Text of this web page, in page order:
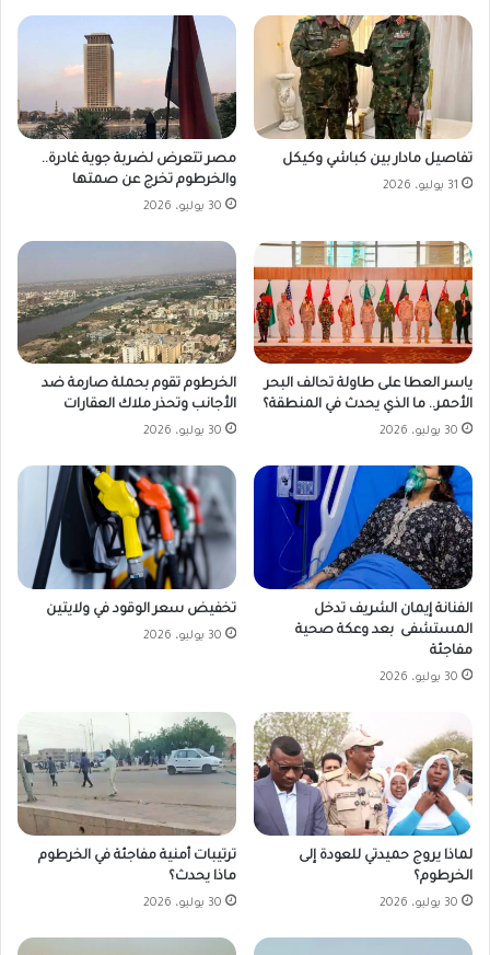
تفاصيل مادار بين كباشي وكيكل
31 يوليو، 2026
مصر تتعرض لضربة جوية غادرة..
والخرطوم تخرج عن صمتها
30 يوليو، 2026
ياسر العطا على طاولة تحالف البحر
الأحمر.. ما الذي يحدث في المنطقة؟
30 يوليو، 2026
الخرطوم تقوم بحملة صارمة ضد
الأجانب وتحذر ملاك العقارات
30 يوليو، 2026
الفنانة إيمان الشريف تدخل
المستشفى بعد وعكة صحية
مفاجئة
30 يوليو، 2026
تخفيض سعر الوقود في ولايتين
30 يوليو، 2026
لماذا يروج حميدتي للعودة إلى
الخرطوم؟
30 يوليو، 2026
ترتيبات أمنية مفاجئة في الخرطوم
ماذا يحدث؟
30 يوليو، 2026